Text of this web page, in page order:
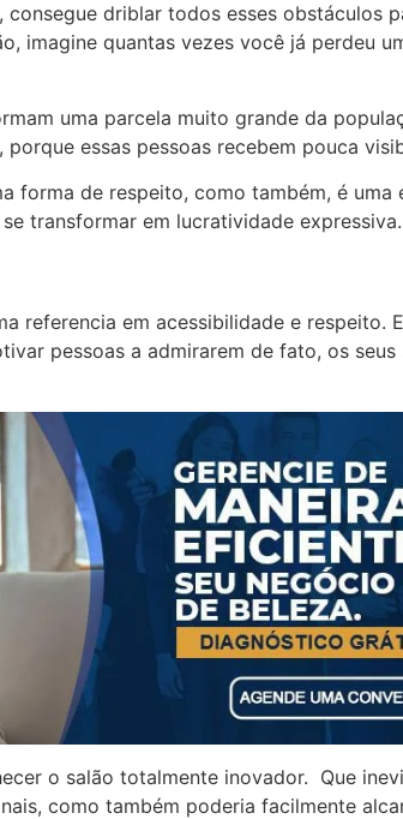
driblar todos esses obstáculos
imagine quantas vezes você já perdeu
uma parcela muito grande da
essas pessoas recebem pouca
forma de respeito, como também, é uma
transformar em lucratividade expressiva.
referencia em acessibilidade e respeito.
pessoas a admirarem de fato, os seus
o salão totalmente inovador. Que
como também poderia facilmente